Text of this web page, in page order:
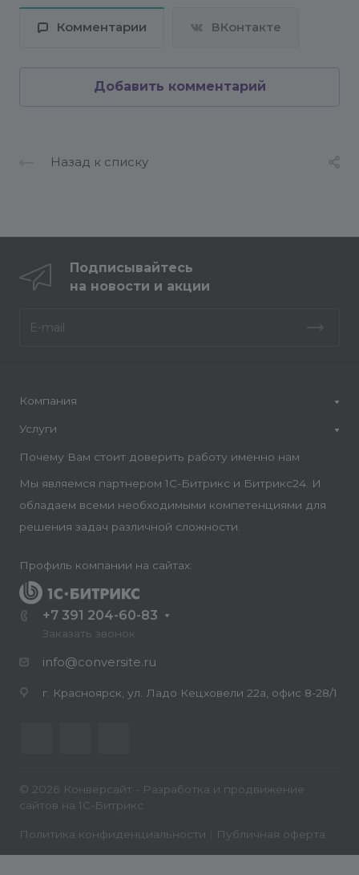
Комментарии ВКонтакте
Добавить комментарий
Назад к списку
Подписывайтесь
на новости и акции
Компания
Услуги
Почему Вам стоит доверить работу именно нам
Мы являемся партнером 1С-Битрикс и Битрикс24. И
обладаем всеми необходимыми компетенциями для
решения задач различной сложности.
Профиль компании на сайтах:
+7 391 204-60-83
Заказать звонок
info@conversite.ru
г. Красноярск, ул. Ладо Кецховели 22а, офис 8-28/1
© 2026 Конверсайт - Разработка и продвижение
сайтов на 1С-Битрикс
Политика конфиденциальности Публичная оферта